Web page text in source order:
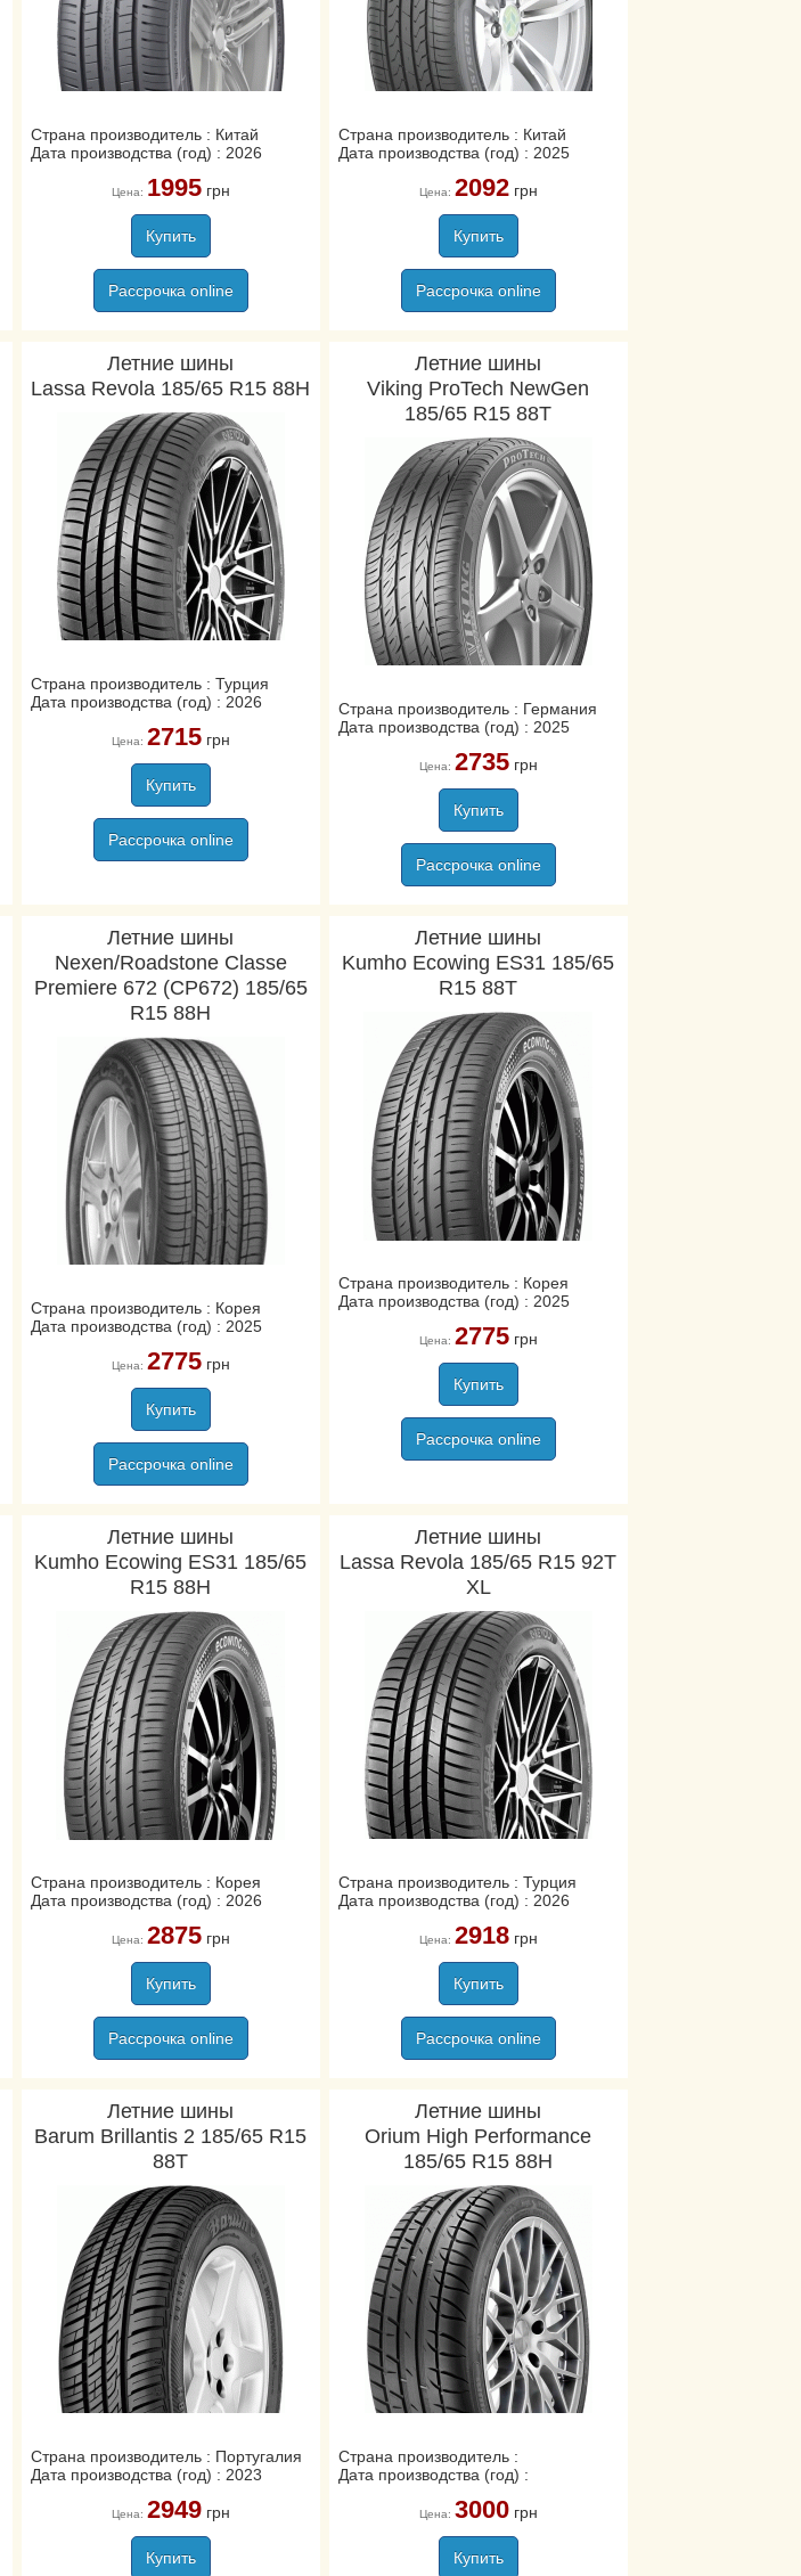
Страна производитель : Китай
Дата производства (год) : 2026
Цена: 1995грн
Купить
Рассрочка online
Страна производитель : Китай
Дата производства (год) : 2025
Цена: 2092грн
Купить
Рассрочка online
Летние шины
Lassa Revola 185/65 R15 88H
Страна производитель : Турция
Дата производства (год) : 2026
Цена: 2715грн
Купить
Рассрочка online
Летние шины
Viking ProTech NewGen
185/65 R15 88T
Страна производитель : Германия
Дата производства (год) : 2025
Цена: 2735грн
Купить
Рассрочка online
Летние шины
Nexen/Roadstone Classe
Premiere 672 (CP672) 185/65
R15 88H
Страна производитель : Корея
Дата производства (год) : 2025
Цена: 2775грн
Купить
Рассрочка online
Летние шины
Kumho Ecowing ES31 185/65
R15 88T
Страна производитель : Корея
Дата производства (год) : 2025
Цена: 2775грн
Купить
Рассрочка online
Летние шины
Kumho Ecowing ES31 185/65
R15 88H
Страна производитель : Корея
Дата производства (год) : 2026
Цена: 2875грн
Купить
Рассрочка online
Летние шины
Lassa Revola 185/65 R15 92T
XL
Страна производитель : Турция
Дата производства (год) : 2026
Цена: 2918грн
Купить
Рассрочка online
Летние шины
Barum Brillantis 2 185/65 R15
88T
Страна производитель : Португалия
Дата производства (год) : 2023
Цена: 2949грн
Купить
Летние шины
Orium High Performance
185/65 R15 88H
Страна производитель :
Дата производства (год) :
Цена: 3000грн
Купить